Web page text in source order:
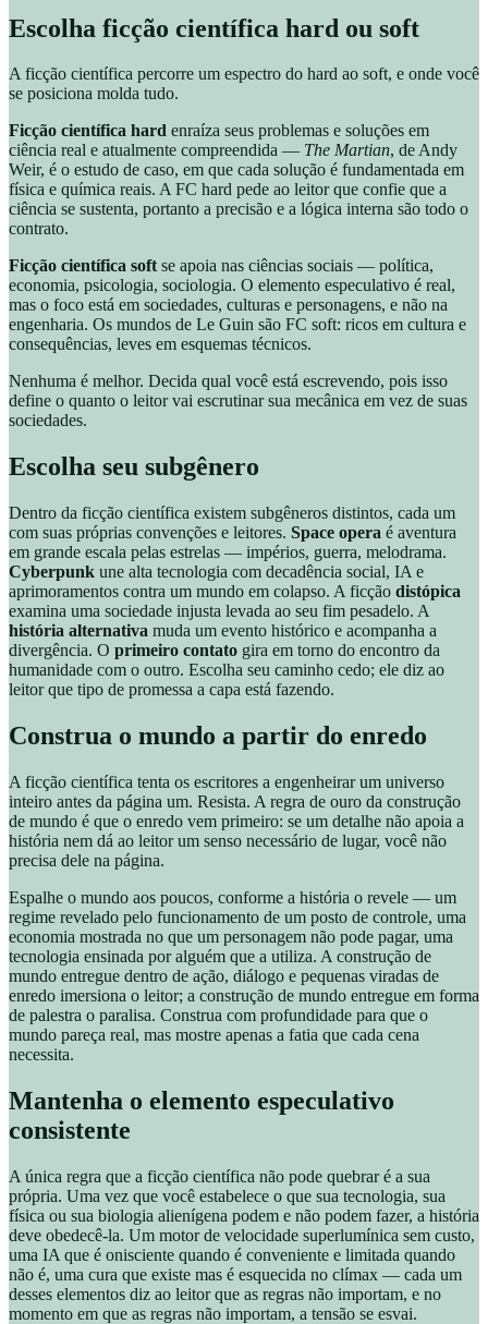
Escolha ficção científica hard ou soft
A ficção científica percorre um espectro do hard ao soft, e onde você
se posiciona molda tudo.
Ficção científica hard enraíza seus problemas e soluções em
ciência real e atualmente compreendida — The Martian, de Andy
Weir, é o estudo de caso, em que cada solução é fundamentada em
física e química reais. A FC hard pede ao leitor que confie que a
ciência se sustenta, portanto a precisão e a lógica interna são todo o
contrato.
Ficção científica softse apoia nas ciências sociais — política,
economia, psicologia, sociologia. O elemento especulativo é real,
mas o foco está em sociedades, culturas e personagens, e não na
engenharia. Os mundos de Le Guin são FC soft: ricos em cultura e
consequências, leves em esquemas técnicos.
Nenhuma é melhor. Decida qual você está escrevendo, pois isso
define o quanto o leitor vai escrutinar sua mecânica em vez de suas
sociedades.
Escolha seu subgênero
Dentro da ficção científica existem subgêneros distintos, cada um
com suas próprias convenções e leitores. Space opera é aventura
em grande escala pelas estrelas — impérios, guerra, melodrama.
Cyberpunk une alta tecnologia com decadência social, IA e
aprimoramentos contra um mundo em colapso. A ficção distópica
examina uma sociedade injusta levada ao seu fim pesadelo. A
história alternativa muda um evento histórico e acompanha a
divergência. O primeiro contato gira em torno do encontro da
humanidade com o outro. Escolha seu caminho cedo; ele diz ao
leitor que tipo de promessa a capa está fazendo.
Construa o mundo a partir do enredo
A ficção científica tenta os escritores a engenheirar um universo
inteiro antes da página um. Resista. A regra de ouro da construção
de mundo é que o enredo vem primeiro: se um detalhe não apoia a
história nem dá ao leitor um senso necessário de lugar, você não
precisa dele na página.
Espalhe o mundo aos poucos, conforme a história o revele — um
regime revelado pelo funcionamento de um posto de controle, uma
economia mostrada no que um personagem não pode pagar, uma
tecnologia ensinada por alguém que a utiliza. A construção de
mundo entregue dentro de ação, diálogo e pequenas viradas de
enredo imersiona o leitor; a construção de mundo entregue em forma
de palestra o paralisa. Construa com profundidade para que o
mundo pareça real, mas mostre apenas a fatia que cada cena
necessita.
Mantenha o elemento especulativo
consistente
A única regra que a ficção científica não pode quebrar é a sua
própria. Uma vez que você estabelece o que sua tecnologia, sua
física ou sua biologia alienígena podem e não podem fazer, a história
deve obedecê-la. Um motor de velocidade superlumínica sem custo,
uma IA que é onisciente quando é conveniente e limitada quando
não é, uma cura que existe mas é esquecida no clímax — cada um
desses elementos diz ao leitor que as regras não importam, e no
momento em que as regras não importam, a tensão se esvai.